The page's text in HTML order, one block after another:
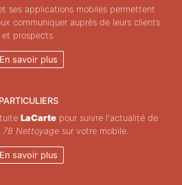
ses applications mobiles permettent
communiquer auprès de leurs clients
et prospects.
En savoir plus
PARTICULIERS
LaCartepour suivre l'actualité de
78 Nettoyage sur votre mobile.
En savoir plus